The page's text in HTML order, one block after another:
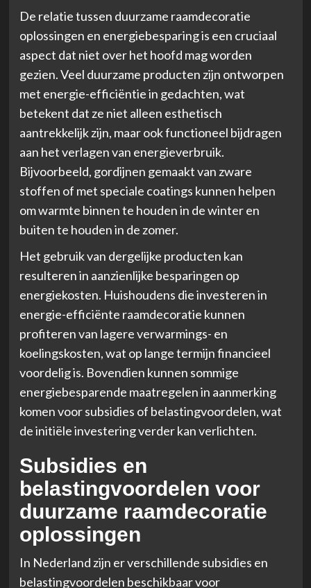
De relatie tussen duurzame raamdecoratie
oplossingen en energiebesparing is een cruciaal
aspect dat niet over het hoofd mag worden
gezien. Veel duurzame producten zijn ontworpen
met energie-efficiëntie in gedachten, wat
betekent dat ze niet alleen esthetisch
aantrekkelijk zijn, maar ook functioneel bijdragen
aan het verlagen van energieverbruik.
Bijvoorbeeld, gordijnen gemaakt van zware
stoffen of met speciale coatings kunnen helpen
om warmte binnen te houden in de winter en
buiten te houden in de zomer.
Het gebruik van dergelijke producten kan
resulteren in aanzienlijke besparingen op
energiekosten. Huishoudens die investeren in
energie-efficiënte raamdecoratie kunnen
profiteren van lagere verwarmings- en
koelingskosten, wat op lange termijn financieel
voordelig is. Bovendien kunnen sommige
energiebesparende maatregelen in aanmerking
komen voor subsidies of belastingvoordelen, wat
de initiële investering verder kan verlichten.
Subsidies en
belastingvoordelen voor
duurzame raamdecoratie
oplossingen
In Nederland zijn er verschillende subsidies en
belastingvoordelen beschikbaar voor